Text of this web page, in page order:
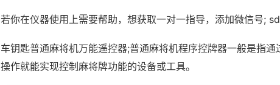
若你在仪器使用上需要帮助，想获取一对一指导，添加微信号;
车钥匙普通麻将机万能遥控器;普通麻将机程序控牌器一般是指
操作就能实现控制麻将牌功能的设备或工具。